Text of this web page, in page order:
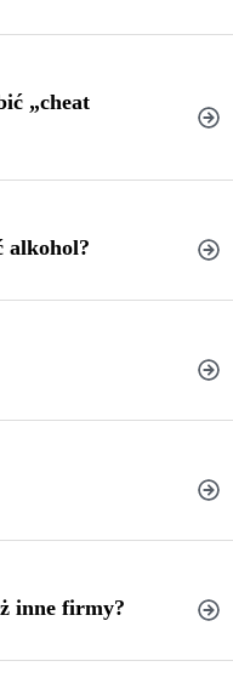
„cheat
się, pamiętaj
alkohol?
inne firmy?